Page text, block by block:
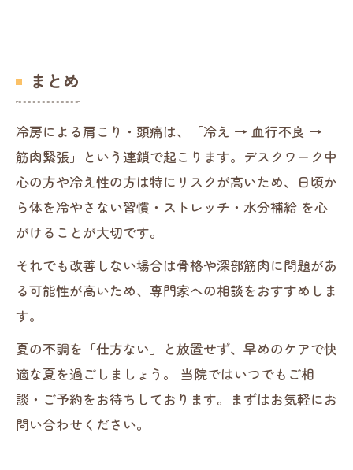
まとめ
冷房による肩こり・頭痛は、「冷え → 血行不良 →
筋肉緊張」という連鎖で起こります。デスクワーク中
心の方や冷え性の方は特にリスクが高いため、日頃か
ら体を冷やさない習慣・ストレッチ・水分補給 を心
がけることが大切です。
それでも改善しない場合は骨格や深部筋肉に問題があ
る可能性が高いため、専門家への相談をおすすめしま
す。
夏の不調を「仕方ない」と放置せず、早めのケアで快
適な夏を過ごしましょう。 当院ではいつでもご相
談・ご予約をお待ちしております。まずはお気軽にお
問い合わせください。